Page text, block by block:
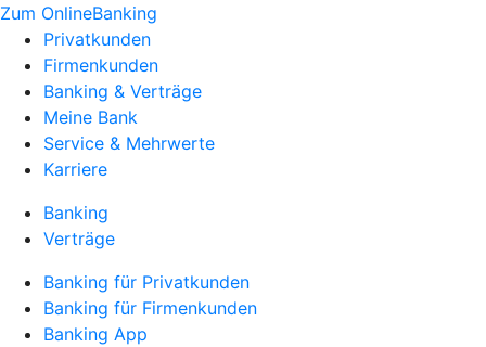
Zum OnlineBanking
Privatkunden
Firmenkunden
Banking & Verträge
Meine Bank
Service & Mehrwerte
Karriere
Banking
Verträge
Banking für Privatkunden
Banking für Firmenkunden
Banking App